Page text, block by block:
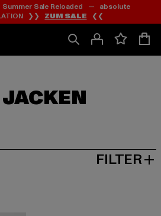
Zum
Inhalt
springen
Zum
Fußzeile
springen
Sale Reloaded — absolute
❯❯ ZUM SALE ❮❮
Zum
Produktraster
springen
FILTER